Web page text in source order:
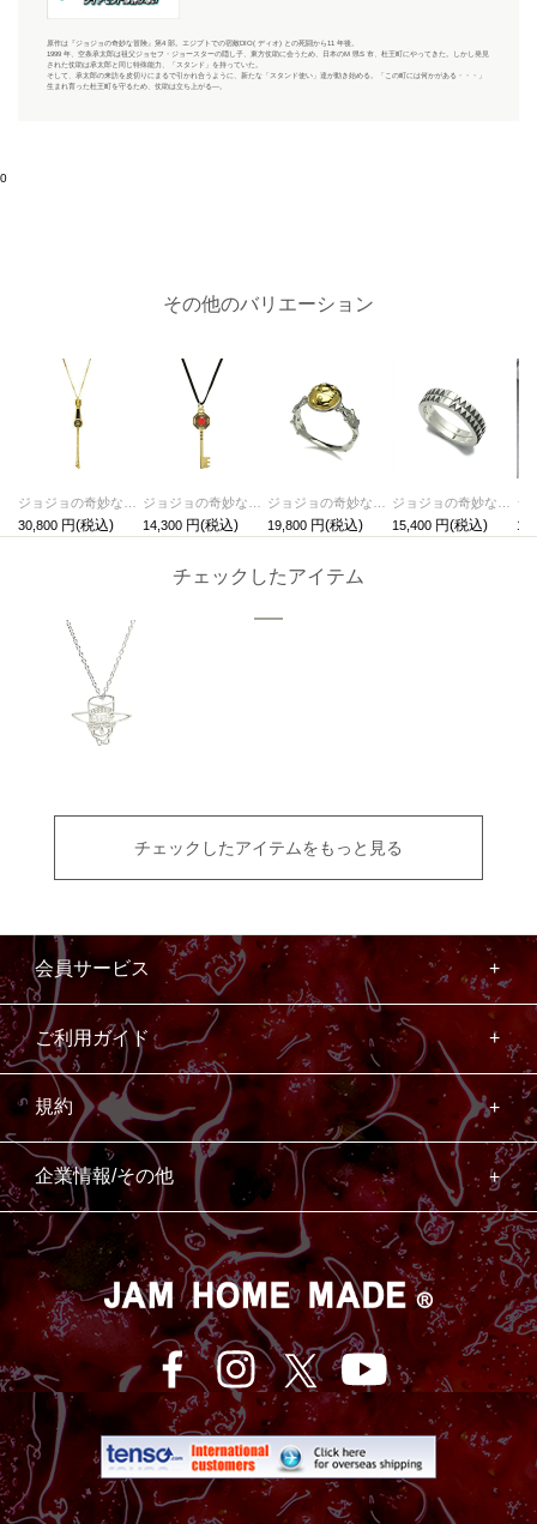
原作は『ジョジョの奇妙な冒険』第4 部。エジプトでの宿敵DIO( ディオ) との死闘から11 年後。
1999 年、空条承太郎は祖父ジョセフ・ジョースターの隠し子、東方仗助に会うため、日本のM 県S 市、杜王町にやってきた。しかし発見
された仗助は承太郎と同じ特殊能力、「スタンド」を持っていた。
そして、承太郎の来訪を皮切りにまるで引かれ合うように、新たな「スタンド使い」達が動き始める。「この町には何かがある・・・」
生まれ育った杜王町を守るため、仗助は立ち上がる―。
0
その他のバリエーション
30,800
14,300
19,800
15,400
チェックしたアイテム
チェックしたアイテムをもっと見る
会員サービス
ご利用ガイド
規約
企業情報/その他